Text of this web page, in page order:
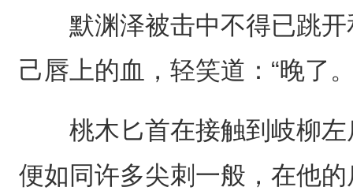
默渊泽被击中不得已跳开
己唇上的血，轻笑道：“晚了
桃木匕首在接触到岐柳左
便如同许多尖刺一般，在他